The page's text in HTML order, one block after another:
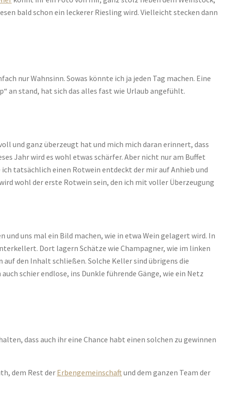
bald schon ein leckerer Riesling wird. Vielleicht stecken dann
nur Wahnsinn. Sowas könnte ich ja jeden Tag machen. Eine
an stand, hat sich das alles fast wie Urlaub angefühlt.
und ganz überzeugt hat und mich mich daran erinnert, dass
Jahr wird es wohl etwas schärfer. Aber nicht nur am Buffet
tatsächlich einen Rotwein entdeckt der mir auf Anhieb und
wohl der erste Rotwein sein, den ich mit voller Überzeugung
und uns mal ein Bild machen, wie in etwa Wein gelagert wird. In
Dort lagern Schätze wie Champagner, wie im linken
den Inhalt schließen. Solche Keller sind übrigens die
schier endlose, ins Dunkle führende Gänge, wie ein Netz
dass auch ihr eine Chance habt einen solchen zu gewinnen
dem Rest der Erbengemeinschaft und dem ganzen Team der